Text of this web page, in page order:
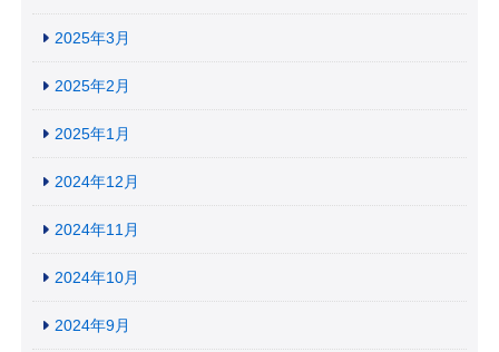
2025年3月
2025年2月
2025年1月
2024年12月
2024年11月
2024年10月
2024年9月